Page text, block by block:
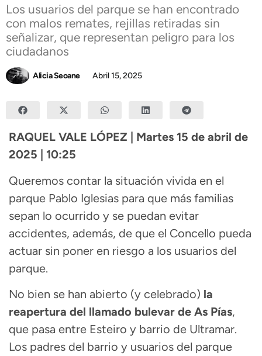
Los usuarios del parque se han encontrado
con malos remates, rejillas retiradas sin
señalizar, que representan peligro para los
ciudadanos
Alicia Seoane Abril 15, 2025
RAQUEL VALE LÓPEZ | Martes 15 de abril de
2025 | 10:25
Queremos contar la situación vivida en el
parque Pablo Iglesias para que más familias
sepan lo ocurrido y se puedan evitar
accidentes, además, de que el Concello pueda
actuar sin poner en riesgo a los usuarios del
parque.
No bien se han abierto (y celebrado) la
reapertura del llamado bulevar de As Pías,
que pasa entre Esteiro y barrio de Ultramar.
Los padres del barrio y usuarios del parque